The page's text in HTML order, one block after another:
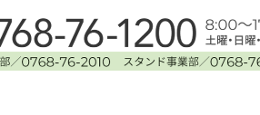
川県鳳珠郡能登町